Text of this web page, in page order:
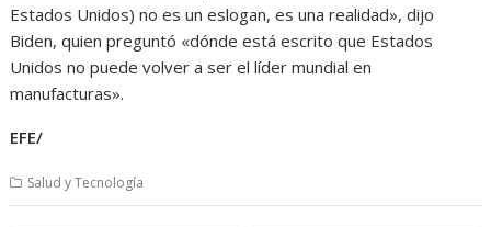
Estados Unidos) no es un eslogan, es una realidad», dijo
Biden, quien preguntó «dónde está escrito que Estados
Unidos no puede volver a ser el líder mundial en
manufacturas».
EFE/
Salud y Tecnología